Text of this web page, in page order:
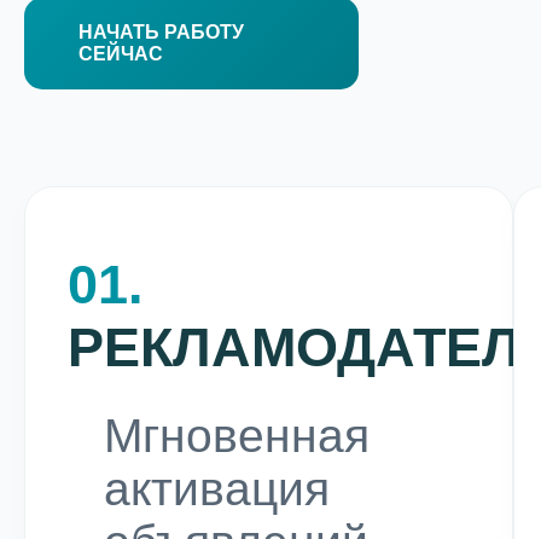
НАЧАТЬ РАБОТУ
СЕЙЧАС
01.
Мгновенная
активация